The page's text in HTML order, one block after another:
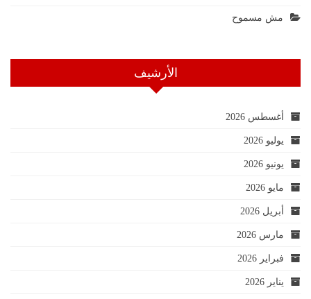
مش مسموح
الأرشيف
أغسطس 2026
يوليو 2026
يونيو 2026
مايو 2026
أبريل 2026
مارس 2026
فبراير 2026
يناير 2026